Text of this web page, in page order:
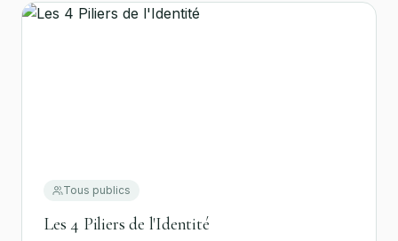
Tous publics
Les 4 Piliers de l'Identité